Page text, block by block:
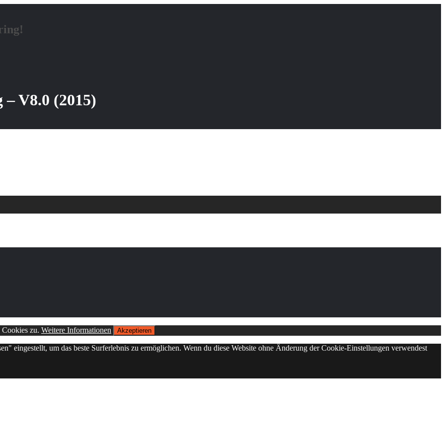
V8.0 (2015)
zu. Weitere Informationen Akzeptieren
eingestellt, um das beste Surferlebnis zu ermöglichen. Wenn du diese Website ohne Änderung der Cookie-Einstellungen verwendest